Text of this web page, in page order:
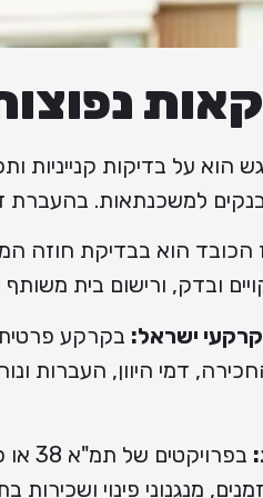
הוא על בדיקות קנייניות
למשכנתאות. בהעברת
הכובד הוא בבדיקת חוזה
ובדק, ורישום בית
ישראל: בקרקע
דמי היוון, העברות
מנגנוני פינוי